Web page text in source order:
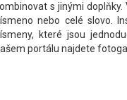
s jinými
nebo celé slovo.
které jsou
portálu najdete